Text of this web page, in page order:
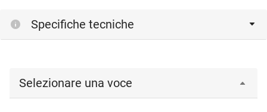
Specifiche tecniche
Selezionare una voce